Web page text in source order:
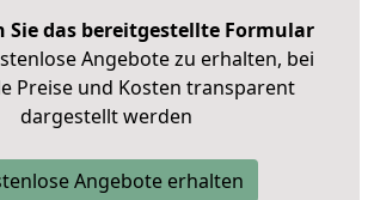
Sie das bereitgestellte Formular
Angebote zu erhalten, bei
Preise und Kosten transparent
dargestellt werden
Angebote erhalten